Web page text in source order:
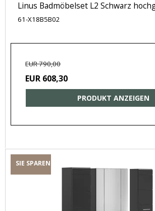
Linus Badmöbelset L2 Schwarz
61-X18B5B02
EUR 790,00
EUR 608,30
PRODUKT ANZEIGEN
SIE SPAREN